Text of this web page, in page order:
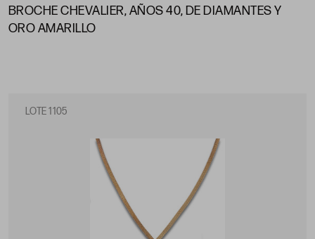
BROCHE CHEVALIER, AÑOS 40, DE DIAMANTES Y
ORO AMARILLO
LOTE 1105